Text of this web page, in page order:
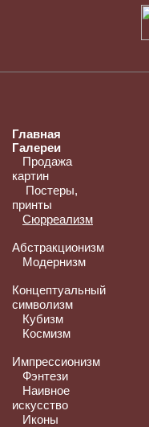
Главная
Галереи
Продажа
картин
Постеры,
принты
Сюрреализм
Абстракционизм
Модернизм
Концептуальный
символизм
Кубизм
Космизм
Импрессионизм
Фэнтези
Наивное
искусство
Иконы